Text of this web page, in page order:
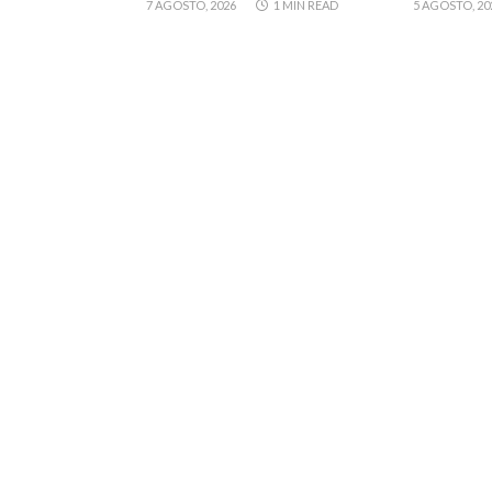
7 AGOSTO, 2026 1 MIN READ 5 AGOSTO,